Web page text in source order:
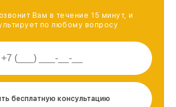
Вам в течение 15 минут, и
по любому вопросу
бесплатную консультацию